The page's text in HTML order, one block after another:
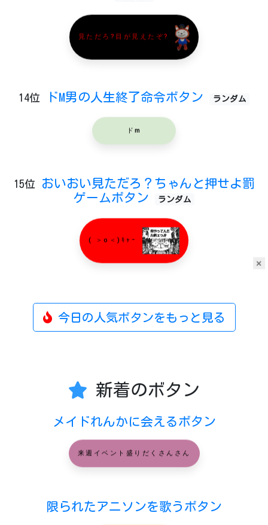
×
見ただろ?目が見えたぞ?
14位 ドM男の人生終了命令ボタン ランダム
ドm
15位
おいおい見ただろ？ちゃんと押せよ罰
ゲームボタン
ランダム
( ＞o＜)ｷｬｰ
今日の人気ボタンをもっと見る
新着のボタン
メイドれんかに会えるボタン
来週イベント盛りだくさんさん
限られたアニソンを歌うボタン